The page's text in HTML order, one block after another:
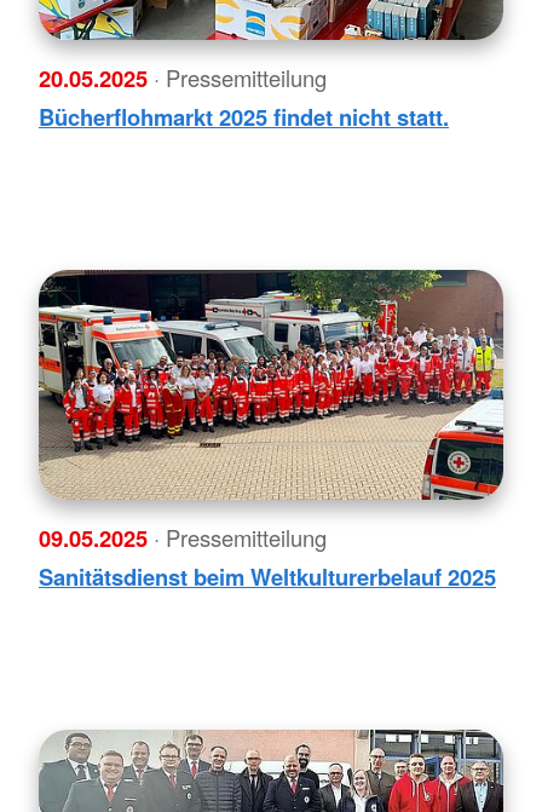
20.05.2025 · Pressemitteilung
Bücherflohmarkt 2025 findet nicht statt.
09.05.2025 · Pressemitteilung
Sanitätsdienst beim Weltkulturerbelauf 2025